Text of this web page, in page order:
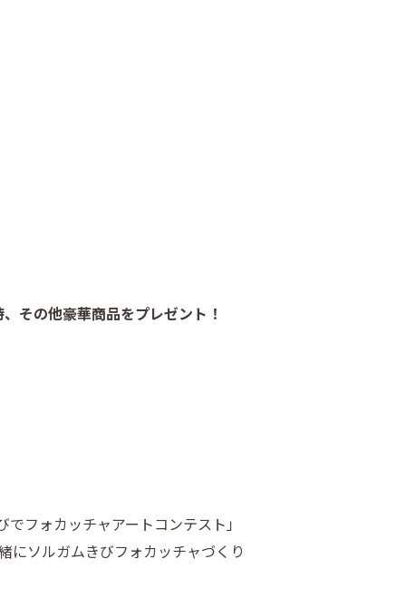
その他豪華商品をプレゼント！
フォカッチャアートコンテスト」
にソルガムきびフォカッチャづくり